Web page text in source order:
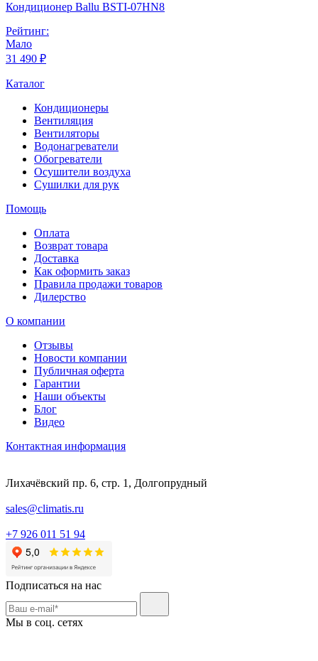
Кондиционер Ballu BSTI-07HN8
Рейтинг:
Мало
31 490 ₽
Каталог
Кондиционеры
Вентиляция
Вентиляторы
Водонагреватели
Обогреватели
Осушители воздуха
Сушилки для рук
Помощь
Оплата
Возврат товара
Доставка
Как оформить заказ
Правила продажи товаров
Дилерство
О компании
Отзывы
Новости компании
Публичная оферта
Гарантии
Наши объекты
Блог
Видео
Контактная информация
Лихачёвский пр. 6, стр. 1, Долгопрудный
sales@climatis.ru
+7 926 011 51 94
Подписаться на нас
Мы в соц. сетях